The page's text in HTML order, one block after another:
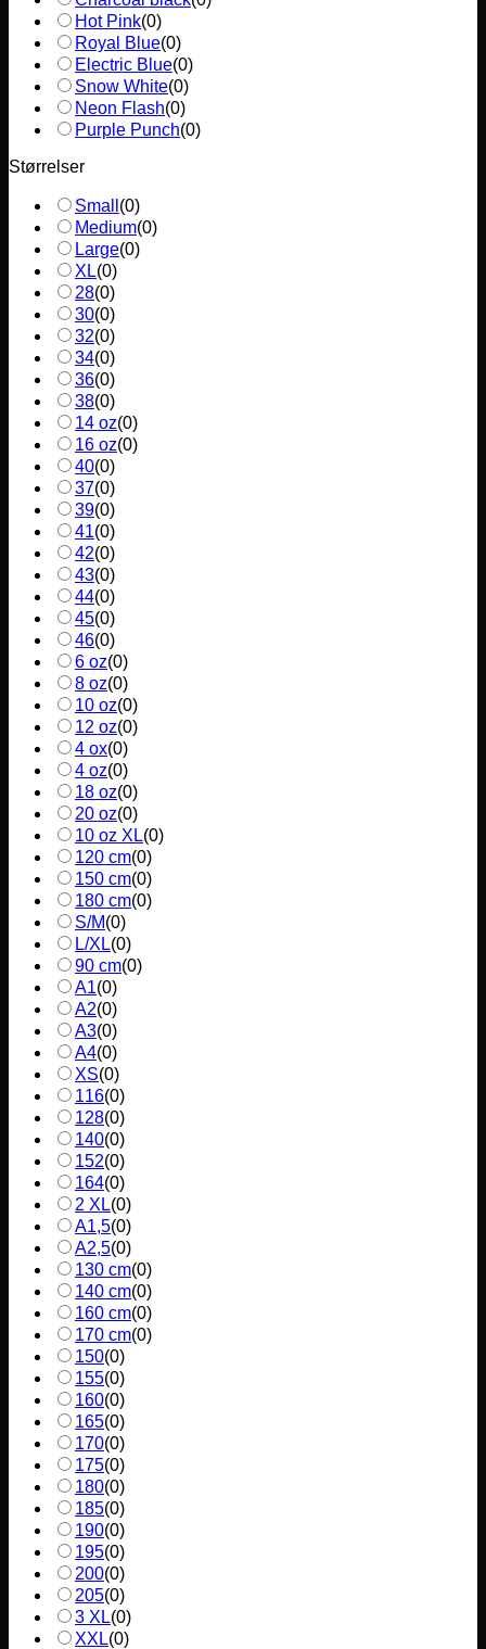
Hot Pink(0)
Royal Blue(0)
Electric Blue(0)
Snow White(0)
Neon Flash(0)
Purple Punch(0)
Størrelser
Small (0)
Medium(0)
Large(0)
XL(0)
28(0)
30(0)
32(0)
34(0)
36(0)
38(0)
14 oz(0)
16 oz(0)
40(0)
37(0)
39(0)
41(0)
42(0)
43(0)
44(0)
45(0)
46(0)
6 oz(0)
8 oz(0)
10 oz(0)
12 oz(0)
4 ox(0)
4 oz(0)
18 oz(0)
20 oz(0)
10 oz XL(0)
120 cm(0)
150 cm(0)
180 cm(0)
S/M(0)
L/XL(0)
90 cm(0)
A1(0)
A2(0)
A3(0)
A4(0)
XS(0)
116(0)
128(0)
140(0)
152(0)
164(0)
2 XL(0)
A1,5(0)
A2,5(0)
130 cm(0)
140 cm(0)
160 cm(0)
170 cm(0)
150(0)
155(0)
160(0)
165(0)
170(0)
175(0)
180(0)
185(0)
190(0)
195(0)
200(0)
205(0)
3 XL(0)
XXL(0)